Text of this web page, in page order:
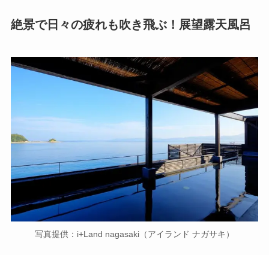
絶景で日々の疲れも吹き飛ぶ！展望露天風呂
写真提供：i+Land nagasaki（アイランド ナガサキ）